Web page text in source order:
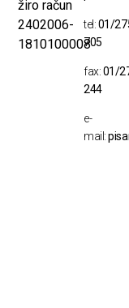
žiro račun
2402006-
1810100008
tel:01/
705
fax:01/
244
e-
mail: